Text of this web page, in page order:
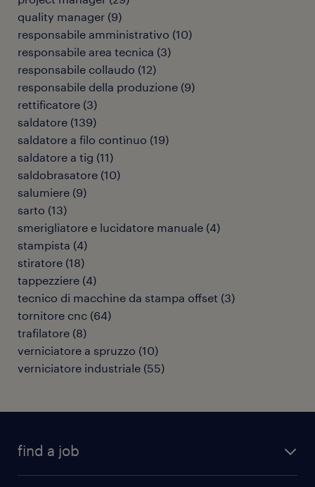
quality manager (9)
responsabile amministrativo (10)
responsabile area tecnica (3)
responsabile collaudo (12)
responsabile della produzione (9)
rettificatore (3)
saldatore (139)
saldatore a filo continuo (19)
saldatore a tig (11)
saldobrasatore (10)
salumiere (9)
sarto (13)
smerigliatore e lucidatore manuale (4)
stampista (4)
stiratore (18)
tappezziere (4)
tecnico di macchine da stampa offset (3)
tornitore cnc (64)
trafilatore (8)
verniciatore a spruzzo (10)
verniciatore industriale (55)
find a job